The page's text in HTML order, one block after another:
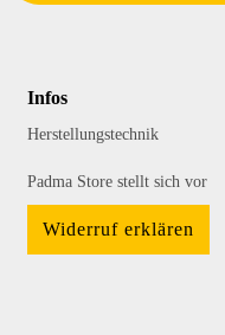
Infos
Herstellungstechnik
Padma Store stellt sich vor
Widerruf erklären